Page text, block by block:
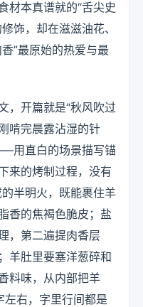
材本真谱就的“舌尖史
饰，却在滋滋油花、
”最原始的热爱与最
，开篇就是“秋风吹过
啃完晨露沾湿的针
用直白的场景描写锚
来的烤制过程，没有
半明火，既能裹住羊
香的焦褐色脆皮；盐
，第二遍提肉香层
羊肚里要塞洋葱碎和
料味，从内部把羊
左右，字里行间都是